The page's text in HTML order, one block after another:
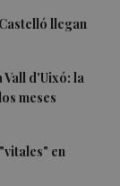
llegan
d'Uixó: la
meses
en